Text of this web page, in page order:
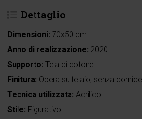
Dettaglio
Dimensioni: 70x50 cm
Anno di realizzazione: 2020
Supporto: Tela di cotone
Finitura: Opera su telaio, senza cornice
Tecnica utilizzata: Acrilico
Stile: Figurativo